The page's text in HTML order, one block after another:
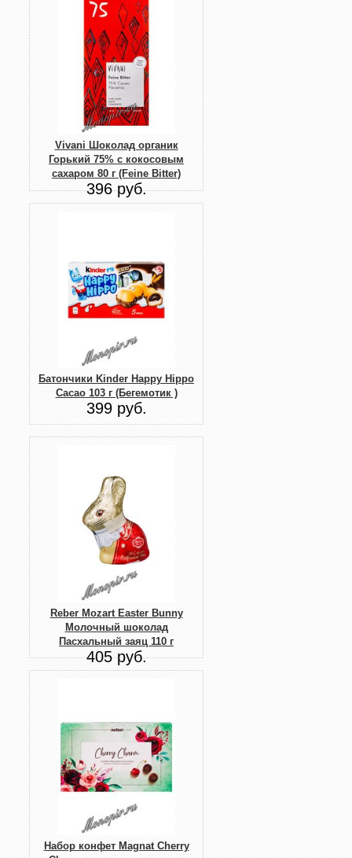
Vivani Шоколад органик
Горький 75% с кокосовым
сахаром 80 г (Feine Bitter)
396 руб.
Батончики Kinder Happy Hippo
Cacao 103 г (Бегемотик )
399 руб.
Reber Mozart Easter Bunny
Молочный шоколад
Пасхальный заяц 110 г
405 руб.
Набор конфет Magnat Cherry